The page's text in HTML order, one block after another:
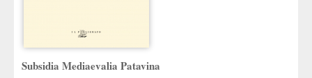
Subsidia Mediaevalia Patavina